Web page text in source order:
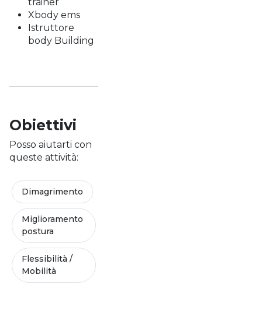
Xbody ems
Istruttore
body Building
Obiettivi
Posso aiutarti con
queste attività:
Dimagrimento
Miglioramento
postura
Flessibilità /
Mobilità